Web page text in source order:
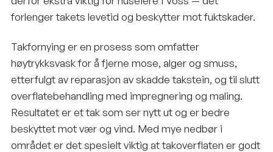
forlenger takets levetid og beskytter mot fuktskader.
Takfornying er en prosess som omfatter
høytrykksvask for å fjerne mose, alger og smuss,
etterfulgt av reparasjon av skadde takstein, og til slutt
overflatebehandling med impregnering og maling.
Resultatet er et tak som ser nytt ut og er bedre
beskyttet mot vær og vind. Med mye nedbør i
området er det spesielt viktig at takoverflaten er godt